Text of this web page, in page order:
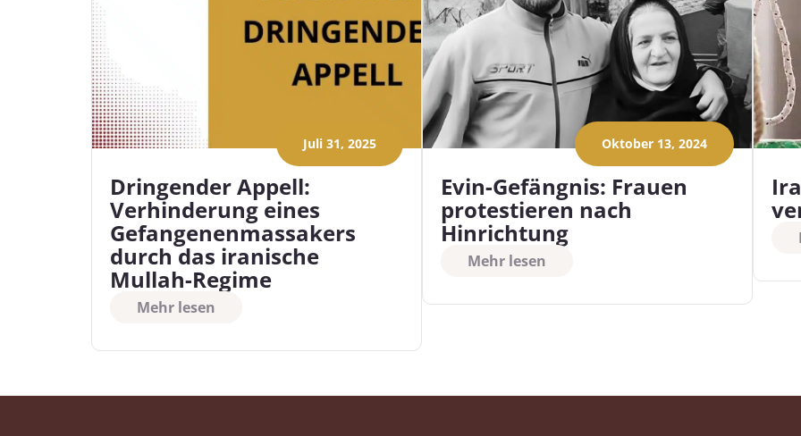
Juli 31, 2025
Dringender Appell:
Verhinderung eines
Gefangenenmassakers
durch das iranische
Mullah-Regime
Mehr lesen
Oktober 13, 2024
Evin-Gefängnis: Frauen
protestieren nach
Hinrichtung
Mehr lesen